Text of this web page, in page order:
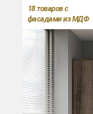
18товаров с
фасадами из МДФ